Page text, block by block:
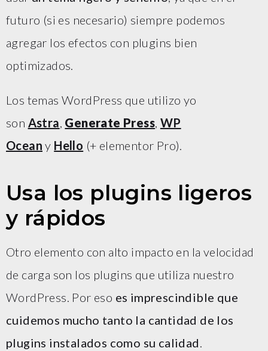
futuro (si es necesario) siempre podemos
agregar los efectos con plugins bien
optimizados.
Los temas WordPress que utilizo yo
son Astra, Generate Press, WP
Ocean y Hello (+ elementor Pro).
Usa los plugins ligeros
y rápidos
Otro elemento con alto impacto en la velocidad
de carga son los plugins que utiliza nuestro
WordPress. Por eso es imprescindible que
cuidemos mucho tanto la cantidad de los
plugins instalados como su calidad.